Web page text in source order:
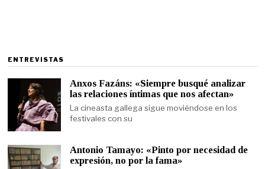
ENTREVISTAS
Anxos Fazáns: «Siempre busqué analizar
las relaciones íntimas que nos afectan»
La cineasta gallega sigue moviéndose en los
festivales con su
Antonio Tamayo: «Pinto por necesidad de
expresión, no por la fama»